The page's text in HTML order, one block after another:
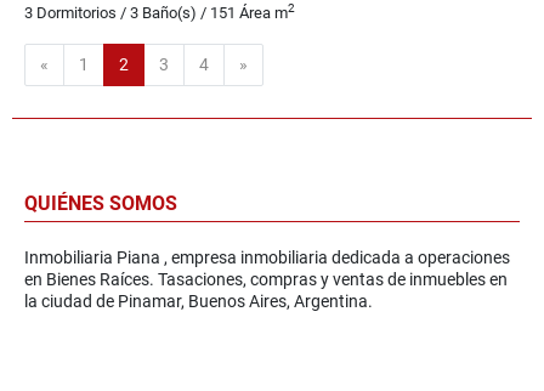
3 Dormitorios / 3 Baño(s) / 151 Área m2
« Anterior
1 2 3 4 »
QUIÉNES SOMOS
Inmobiliaria Piana , empresa inmobiliaria dedicada a operaciones
en Bienes Raíces. Tasaciones, compras y ventas de inmuebles en
la ciudad de Pinamar, Buenos Aires, Argentina.